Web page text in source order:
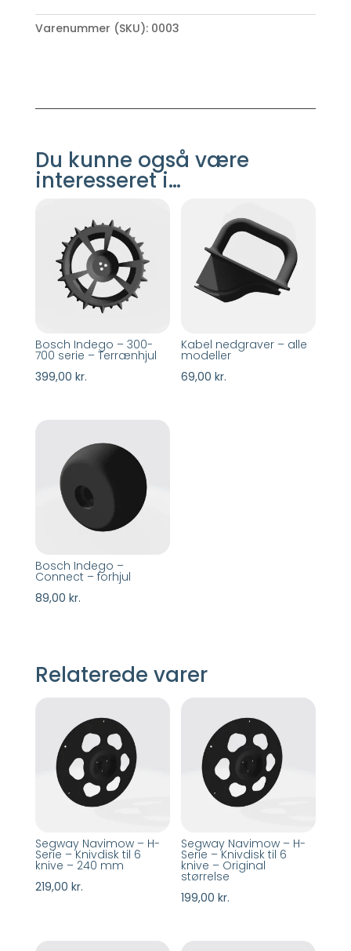
Knivdisk
til
Orginal
Varenummer (SKU): 0003
Du kunne også være
interesseret i…
Bosch Indego – 300-
700 serie – Terrænhjul
399,00 kr.
Kabel nedgraver – alle
modeller
69,00kr.
Bosch Indego –
Connect – forhjul
89,00 kr.
Relaterede varer
Segway Navimow – H-
Serie – Knivdisk til 6
knive – 240 mm
219,00 kr.
Segway Navimow – H-
Serie – Knivdisk til 6
knive – Original
størrelse
199,00kr.